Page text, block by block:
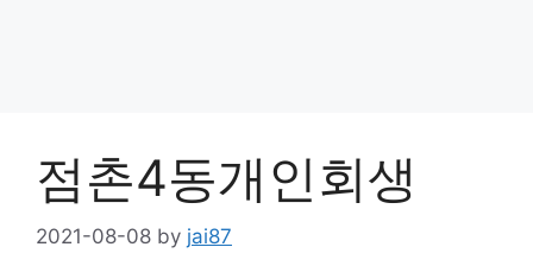
점촌4동개인회생
2021-08-08 by jai87